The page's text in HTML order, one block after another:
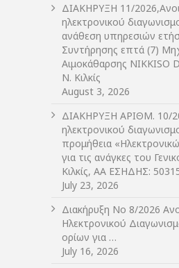
ΔIΑΚΗΡΥΞΗ 11/
ηλεκτρονικού
ανάθεση υπηρεσιών
Συντήρησης επτά (7)
Αιμοκάθαρσης NIKKISO
Ν. Κιλκίς
August 3, 2026
ΔIΑΚΗΡΥΞΗ ΑΡIΘΜ. 10/
ηλεκτρονικού
προμήθεια
για τις ανάγκες του
Κιλκίς, ΑΑ ΕΣΗΔΗΣ:
July 23, 2026
Διακήρυξη Νο 8/2026
Ηλεκτρονικού
ορίων για …
July 16, 2026